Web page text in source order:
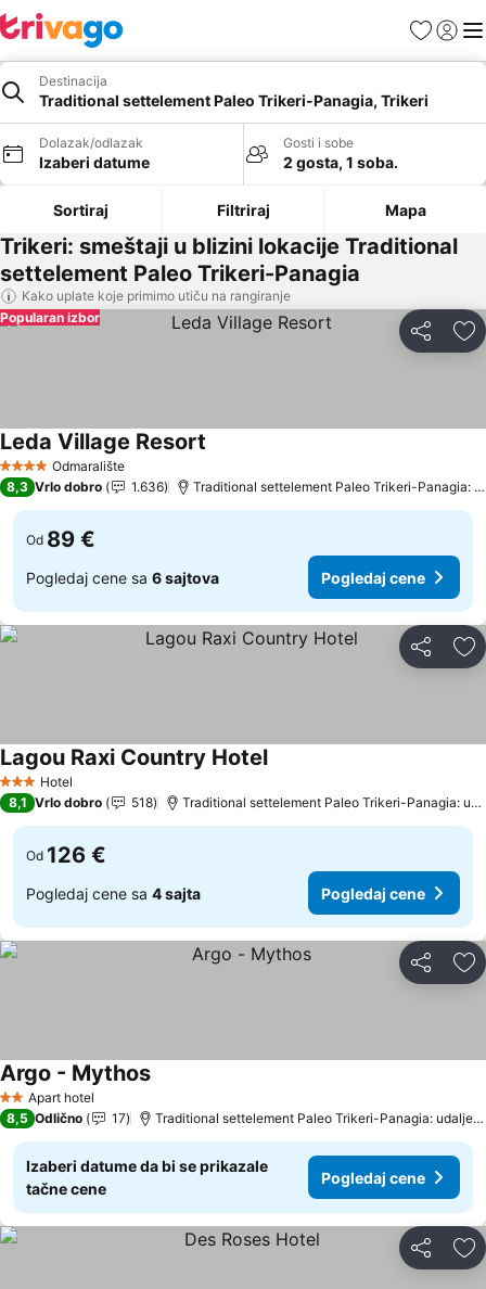
FavoritiPrijavi
Destinacija
Traditional settelement Paleo Trikeri-Panagia, Trikeri
Dolazak/odlazak
Izaberi datume
Gosti i sobe
2 gosta, 1 soba.
Sortiraj Filtriraj Mapa
Trikeri: smeštaji u blizini lokacije Traditional
settelement Paleo Trikeri-Panagia
Kako uplate koje primimo utiču na rangiranje
Deli
Popularan izbor
4 ZvezdiceOdmaralište
Leda Village Resort
8,3 Vrlo dobro 1.636 Traditional settelement Paleo Trikeri-Panagia: udaljenost 12.5 km
Od 89 €
Pogledaj cene sa 6 sajtova Pogledaj cene
Deli
3 Zvezdice
Hotel
Lagou Raxi Country Hotel
8,1 Vrlo dobro 518 Traditional settelement Paleo Trikeri-Panagia: udaljenost 14.7 km
Od 126 €
Pogledaj cene sa 4 sajta Pogledaj cene
Deli
2 Zvezdice
Apart hotel
Argo - Mythos
8,5 Odlično 17 Traditional settelement Paleo Trikeri-Panagia: udaljenost 7.0 km
Izaberi datume da bi se prikazale
tačne cene
Pogledaj cene
Deli